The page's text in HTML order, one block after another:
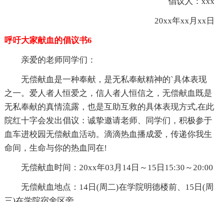
20xx年xx月xx日
呼吁大家献血的倡议书6
亲爱的老师同学们：
无偿献血是一种奉献，是无私奉献精神的`具体表现
之一。爱人者人恒爱之，信人者人恒信之，无偿献血既是
无私奉献的真情流露，也是互助互救的具体表现方式,在此
院红十字会发出倡议：诚挚邀请老师、同学们，积极参于
血车进校园无偿献血活动。滴滴热血播成爱，传递你我生
命间，生命与你的热血同在!
无偿献血时间：20xx年03月14日～15日15:30～20:00
无偿献血地点：14日(周二)在学院明德楼前、15日(周